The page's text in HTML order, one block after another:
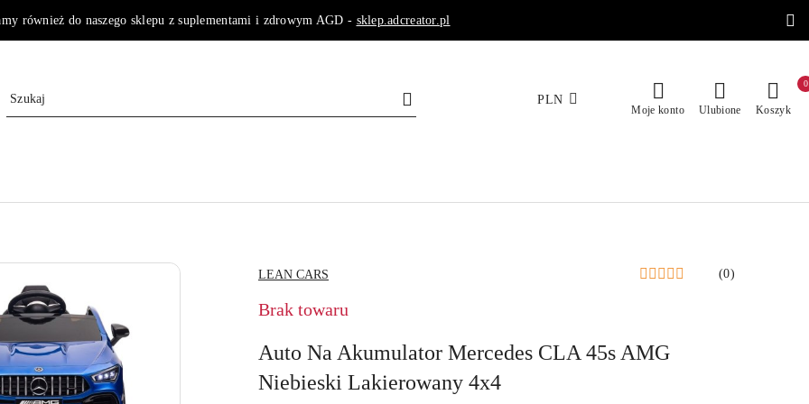
również do naszego sklepu z suplementami i zdrowym AGD - sklep.adcreator.pl
PLN
Moje konto Ulubione Koszyk
0
NAZWA
PRODUCENTA:
LEAN CARS (0)
Brak towaru
Auto Na Akumulator Mercedes CLA 45s AMG
Niebieski Lakierowany 4x4